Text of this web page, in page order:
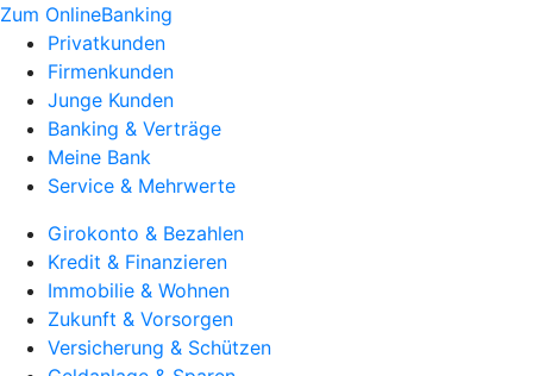
Zum OnlineBanking
Privatkunden
Firmenkunden
Junge Kunden
Banking & Verträge
Meine Bank
Service & Mehrwerte
Girokonto & Bezahlen
Kredit & Finanzieren
Immobilie & Wohnen
Zukunft & Vorsorgen
Versicherung & Schützen